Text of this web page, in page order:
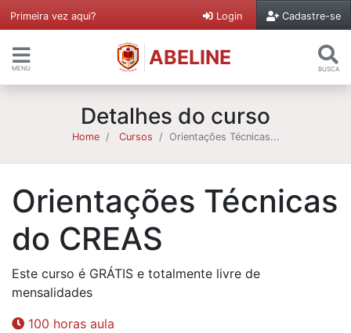
Primeira vez aqui? Login Cadastre-se
MENU ABELINE BUSCA
Detalhes do curso
Home Cursos Orientações Técnicas...
Orientações Técnicas
do CREAS
Este curso é GRÁTIS e totalmente livre de
mensalidades
100 horas aula